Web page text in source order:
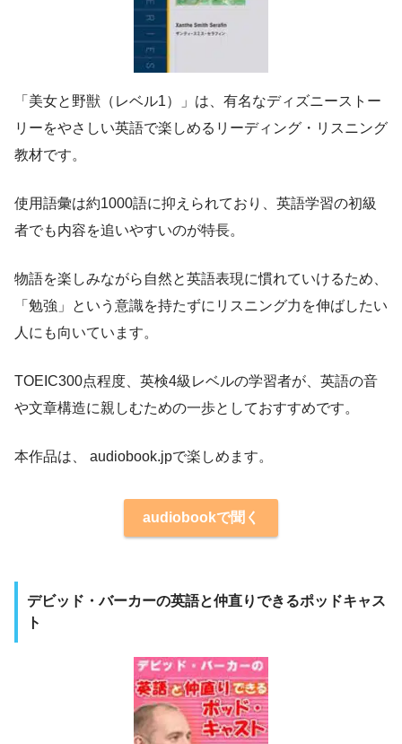
「美女と野獣（レベル1）」は、有名なディズニーストー
リーをやさしい英語で楽しめるリーディング・リスニング
教材です。
使用語彙は約1000語に抑えられており、英語学習の初級
者でも内容を追いやすいのが特長。
物語を楽しみながら自然と英語表現に慣れていけるため、
「勉強」という意識を持たずにリスニング力を伸ばしたい
人にも向いています。
TOEIC300点程度、英検4級レベルの学習者が、英語の音
や文章構造に親しむための一歩としておすすめです。
本作品は、 audiobook.jpで楽しめます。
audiobookで聞く
デビッド・バーカーの英語と仲直りできるポッドキャス
ト